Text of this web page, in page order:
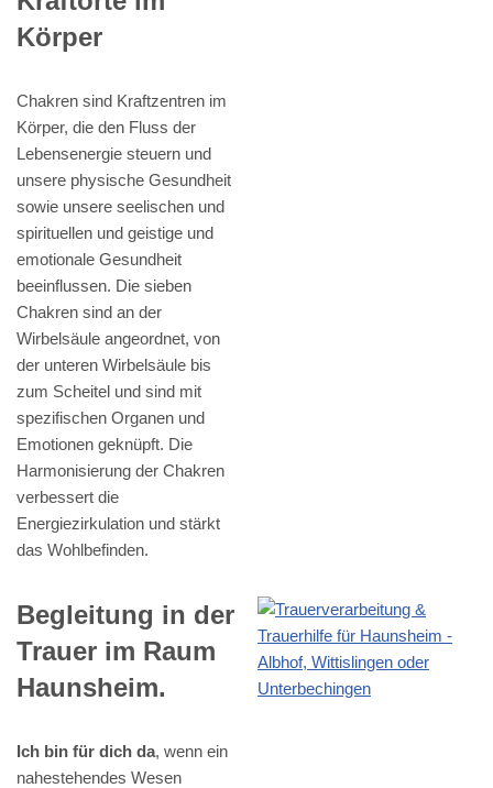
Körper
Chakren sind Kraftzentren im
Körper, die den Fluss der
Lebensenergie steuern und
unsere physische Gesundheit
sowie unsere seelischen und
spirituellen und geistige und
emotionale Gesundheit
beeinflussen. Die sieben
Chakren sind an der
Wirbelsäule angeordnet, von
der unteren Wirbelsäule bis
zum Scheitel und sind mit
spezifischen Organen und
Emotionen geknüpft. Die
Harmonisierung der Chakren
verbessert die
Energiezirkulation und stärkt
das Wohlbefinden.
Begleitung in der
Trauer im Raum
Haunsheim.
Ich bin für dich da, wenn ein
nahestehendes Wesen